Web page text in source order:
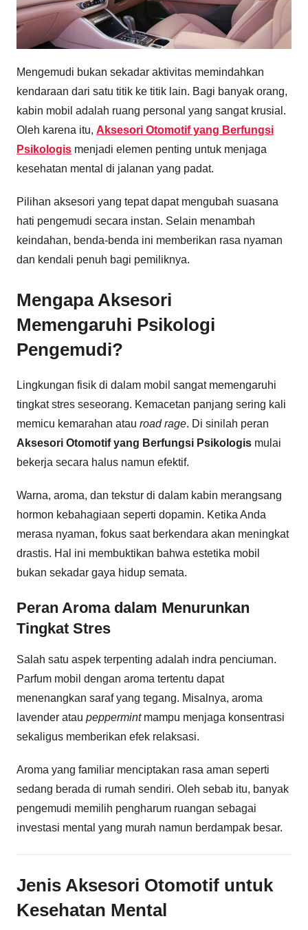
Mengemudi bukan sekadar aktivitas memindahkan
kendaraan dari satu titik ke titik lain. Bagi banyak orang,
kabin mobil adalah ruang personal yang sangat krusial.
Oleh karena itu, Aksesori Otomotif yang Berfungsi
Psikologis menjadi elemen penting untuk menjaga
kesehatan mental di jalanan yang padat.
Pilihan aksesori yang tepat dapat mengubah suasana
hati pengemudi secara instan. Selain menambah
keindahan, benda-benda ini memberikan rasa nyaman
dan kendali penuh bagi pemiliknya.
Mengapa Aksesori
Memengaruhi Psikologi
Pengemudi?
Lingkungan fisik di dalam mobil sangat memengaruhi
tingkat stres seseorang. Kemacetan panjang sering kali
memicu kemarahan atau road rage. Di sinilah peran
Aksesori Otomotif yang Berfungsi Psikologis mulai
bekerja secara halus namun efektif.
Warna, aroma, dan tekstur di dalam kabin merangsang
hormon kebahagiaan seperti dopamin. Ketika Anda
merasa nyaman, fokus saat berkendara akan meningkat
drastis. Hal ini membuktikan bahwa estetika mobil
bukan sekadar gaya hidup semata.
Peran Aroma dalam Menurunkan
Tingkat Stres
Salah satu aspek terpenting adalah indra penciuman.
Parfum mobil dengan aroma tertentu dapat
menenangkan saraf yang tegang. Misalnya, aroma
lavender atau peppermintmampu menjaga konsentrasi
sekaligus memberikan efek relaksasi.
Aroma yang familiar menciptakan rasa aman seperti
sedang berada di rumah sendiri. Oleh sebab itu, banyak
pengemudi memilih pengharum ruangan sebagai
investasi mental yang murah namun berdampak besar.
Jenis Aksesori Otomotif untuk
Kesehatan Mental